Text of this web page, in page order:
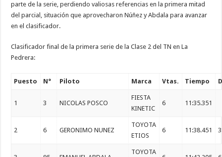
parte de la serie, perdiendo valiosas referencias en la primera mitad
del parcial, situación que aprovecharon Núñez y Abdala para avanzar
en el clasificador.
Clasificador final de la primera serie de la Clase 2 del TN en La
Pedrera:
Puesto N° Piloto Marca Vtas. Tiempo
1 3 NICOLAS POSCO
FIESTA
KINETIC
6 11:35.351
2 6 GERONIMO NUNEZ
TOYOTA
ETIOS
6 11:38.451
TOYOTA